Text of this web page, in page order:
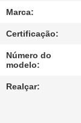
FALE
CONOSCO
PEDIR
UM
Marca:
Certificação:
Número do
modelo:
Realçar: